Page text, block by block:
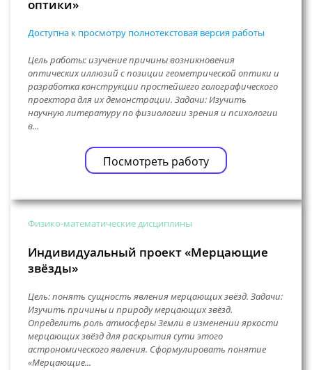
оптики»
Доступна к просмотру полнотекстовая версия работы
Цель работы: изучение причины возникновения
оптических иллюзий с позиции геометрической оптики и
разработка конструкции простейшего голографического
проектора для их демонстрации. Задачи: Изучить
научную литературу по физиологии зрения и психологии
в...
Посмотреть работу
Физико-математические дисциплины
Индивидуальный проект «Мерцающие
звёзды»
Цель: понять сущность явления мерцающих звёзд. Задачи:
Изучить причины и природу мерцающих звёзд.
Определить роль атмосферы Земли в изменении яркости
мерцающих звёзд для раскрытия сути этого
астрономического явления. Сформулировать понятие
«Мерцающие...